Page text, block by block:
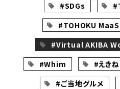
#SDGs
#TOHOKU MaaS
#Virtual AKIBA
#Whim
#えきね
#ご当地グルメ